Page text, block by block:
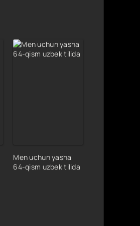
Men uchun yasha
64-qism uzbek tilida